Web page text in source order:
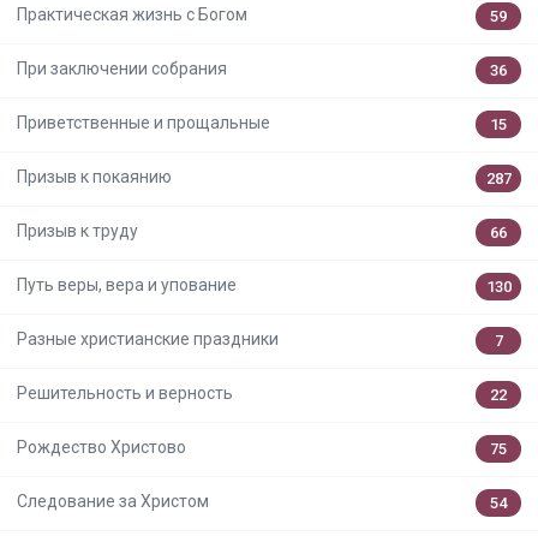
Практическая жизнь с Богом 59
При заключении собрания 36
Приветственные и прощальные 15
Призыв к покаянию 287
Призыв к труду 66
Путь веры, вера и упование 130
Разные христианские праздники 7
Решительность и верность 22
Рождество Христово 75
Следование за Христом 54